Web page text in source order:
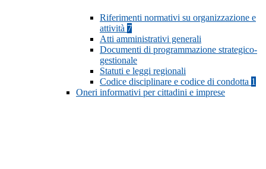
Riferimenti normativi su organizzazione e
attività 7
Atti amministrativi generali
Documenti di programmazione strategico-
gestionale
Statuti e leggi regionali
Codice disciplinare e codice di condotta 1
Oneri informativi per cittadini e imprese